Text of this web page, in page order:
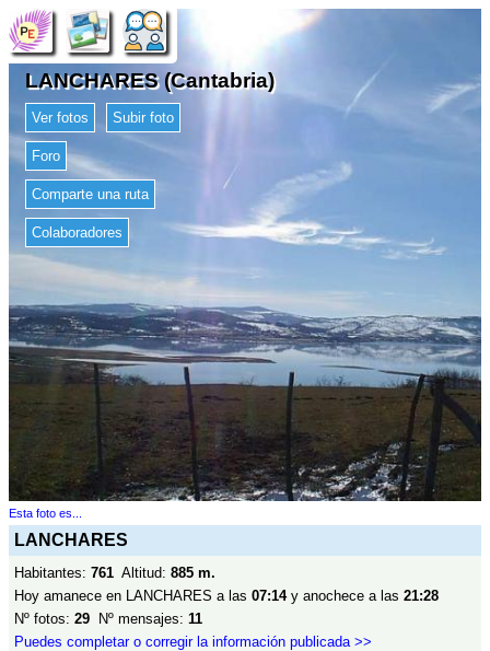
LANCHARES (Cantabria)
Ver fotos Subir foto
Foro
Comparte una ruta
Colaboradores
Esta foto es...
LANCHARES
Habitantes: 761 Altitud: 885 m.
Hoy amanece en LANCHARES a las 07:14y anochece a las 21:28
Nº fotos: 29 Nº mensajes: 11
Puedes completar o corregir la información publicada >>